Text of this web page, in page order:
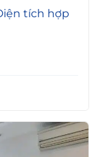
tích hợp